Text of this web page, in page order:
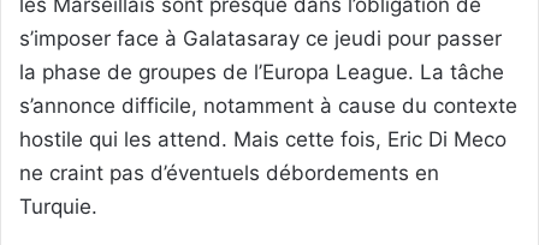
les Marseillais sont presque dans l’obligation de
s’imposer face à Galatasaray ce jeudi pour passer
la phase de groupes de l’Europa League. La tâche
s’annonce difficile, notamment à cause du contexte
hostile qui les attend. Mais cette fois, Eric Di Meco
ne craint pas d’éventuels débordements en
Turquie.